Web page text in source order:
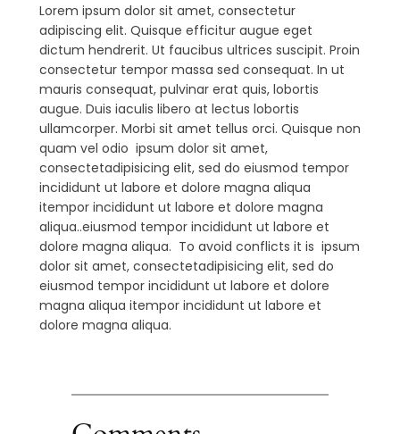
Lorem ipsum dolor sit amet, consectetur
adipiscing elit. Quisque efficitur augue eget
dictum hendrerit. Ut faucibus ultrices suscipit. Proin
consectetur tempor massa sed consequat. In ut
mauris consequat, pulvinar erat quis, lobortis
augue. Duis iaculis libero at lectus lobortis
ullamcorper. Morbi sit amet tellus orci. Quisque non
quam vel odio ipsum dolor sit amet,
consectetadipisicing elit, sed do eiusmod tempor
incididunt ut labore et dolore magna aliqua
itempor incididunt ut labore et dolore magna
aliqua..eiusmod tempor incididunt ut labore et
dolore magna aliqua. To avoid conflicts it is ipsum
dolor sit amet, consectetadipisicing elit, sed do
eiusmod tempor incididunt ut labore et dolore
magna aliqua itempor incididunt ut labore et
dolore magna aliqua.